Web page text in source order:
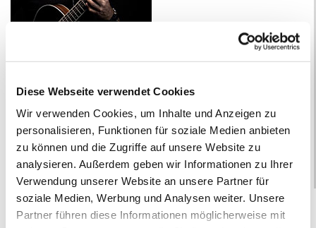
Diese Webseite verwendet Cookies
Wir verwenden Cookies, um Inhalte und Anzeigen zu
personalisieren, Funktionen für soziale Medien anbieten
zu können und die Zugriffe auf unsere Website zu
analysieren. Außerdem geben wir Informationen zu Ihrer
Verwendung unserer Website an unsere Partner für
soziale Medien, Werbung und Analysen weiter. Unsere
Partner führen diese Informationen möglicherweise mit
Gitarre
Kirchenmusik Popular
Mail schreiben
Mit acht entdeckte mich die Gitarre – und ließ mich nie
wieder los.